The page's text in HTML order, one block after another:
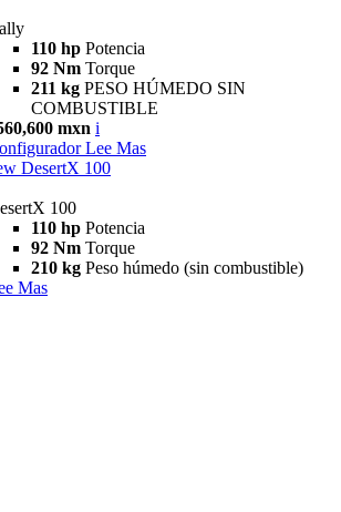
110 hp Potencia
92 Nm Torque
211 kg PESO HÚMEDO SIN
COMBUSTIBLE
mxn i
Lee Mas
DesertX 100
100
110 hp Potencia
92 Nm Torque
210 kg Peso húmedo (sin combustible)
Mas